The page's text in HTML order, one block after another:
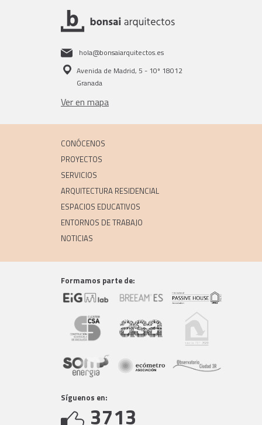
hola@bonsaiarquitectos.es
Avenida de Madrid, 5 - 10º 18012
Granada
Ver en mapa
CONÓCENOS
PROYECTOS
SERVICIOS
ARQUITECTURA RESIDENCIAL
ESPACIOS EDUCATIVOS
ENTORNOS DE TRABAJO
NOTICIAS
Formamos parte de:
Síguenos en:
3713